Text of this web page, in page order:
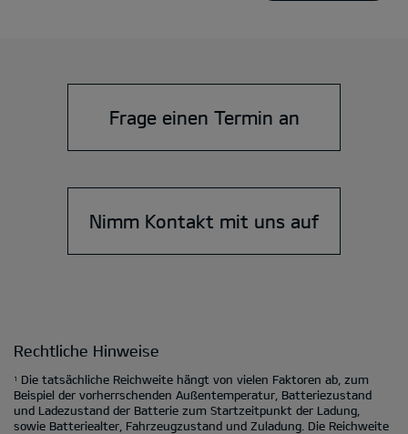
Frage einen Termin an
Nimm Kontakt mit uns auf
Rechtliche Hinweise
1
Die tatsächliche Reichweite hängt von vielen Faktoren ab, zum
Beispiel der vorherrschenden Außentemperatur, Batteriezustand
und Ladezustand der Batterie zum Startzeitpunkt der Ladung,
sowie Batteriealter, Fahrzeugzustand und Zuladung. Die Reichweite